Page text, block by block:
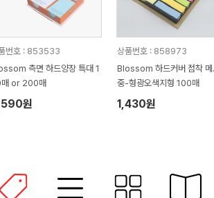
번호 : 853533
측면 하드양장 특대 1
or 200매
원
상품번호 : 858973
Blossom 하드커버 점착 메
중-형광오색지형 100매
1,430원